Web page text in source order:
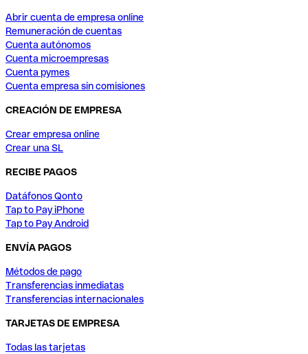
Abrir cuenta de empresa online
Remuneración de cuentas
Cuenta autónomos
Cuenta microempresas
Cuenta pymes
Cuenta empresa sin comisiones
CREACIÓN DE EMPRESA
Crear empresa online
Crear una SL
RECIBE PAGOS
Datáfonos Qonto
Tap to Pay iPhone
Tap to Pay Android
ENVÍA PAGOS
Métodos de pago
Transferencias inmediatas
Transferencias internacionales
TARJETAS DE EMPRESA
Todas las tarjetas